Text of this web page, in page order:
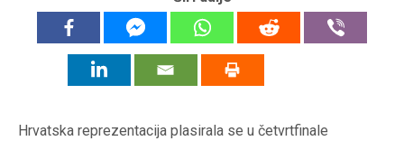
Hrvatska reprezentacija plasirala se u četvrtfinale